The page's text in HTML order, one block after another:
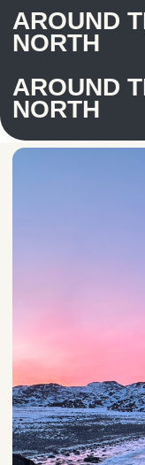
AROUND THE
NORTH
NORTH
АПТЕКА В